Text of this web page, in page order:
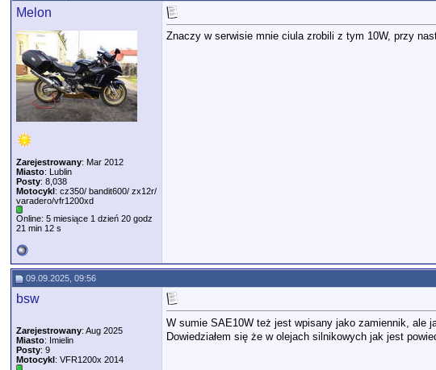
Melon
Zarejestrowany: Mar 2012
Miasto: Lublin
Posty: 8,038
Motocykl: cz350/ bandit600/ zx12r/
varadero/vfr1200xd
Online: 5 miesiące 1 dzień 20 godz
21 min 12 s
Znaczy w serwisie mnie ciula zrobili z tym 10W, przy
09.09.2025, 09:56
bsw
Zarejestrowany: Aug 2025
Miasto: Imielin
Posty: 9
Motocykl: VFR1200x 2014
W sumie SAE10W też jest wpisany jako zamiennik, ale
Dowiedziałem się że w olejach silnikowych jak jest